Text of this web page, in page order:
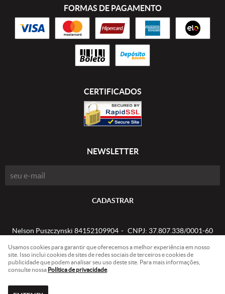
FORMAS DE PAGAMENTO
CERTIFICADOS
NEWSLETTER
CADASTRAR
Nelson Puszczynski 84152109904 CNPJ: 37.807.338/0001-60
LOJA VIRTUAL CRIADA POR
Usamos cookies para garantir que oferecemos a melhor experiência em nosso
site. Isso inclui cookies de sites de redes sociais de terceiros e cookies de
publicidade que podem analisar seu uso deste site. Para mais informações,
consulte nossa Política de privacidade.